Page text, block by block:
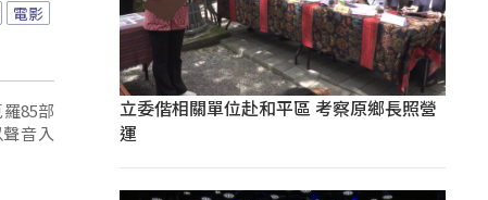
電影
85部
音入
立委偕相關單位赴和平區 考察原鄉長照營
運